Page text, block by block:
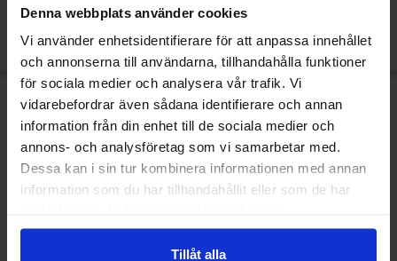
Denna webbplats använder cookies
Vi använder enhetsidentifierare för att anpassa innehållet
och annonserna till användarna, tillhandahålla funktioner
för sociala medier och analysera vår trafik. Vi
vidarebefordrar även sådana identifierare och annan
information från din enhet till de sociala medier och
annons- och analysföretag som vi samarbetar med.
Dessa kan i sin tur kombinera informationen med annan
information som du har tillhandahållit eller som de har
Tillåt alla
Katso Katso